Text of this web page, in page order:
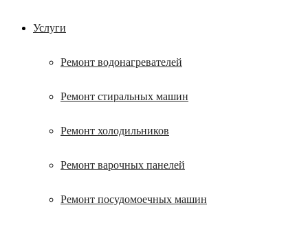
Услуги
Ремонт водонагревателей
Ремонт стиральных машин
Ремонт холодильников
Ремонт варочных панелей
Ремонт посудомоечных машин